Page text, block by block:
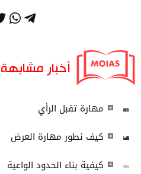
أخبار مشابهة
مهارة تقبل الرأي
كيف نطور مهارة العرض
كيفية بناء الحدود الواعية